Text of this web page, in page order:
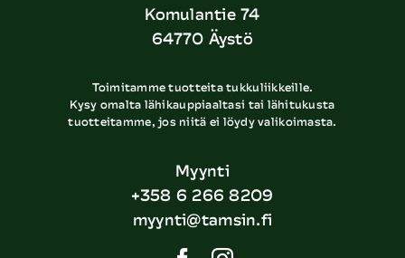
Komulantie 74
64770 Äystö
Toimitamme tuotteita tukkuliikkeille.
Kysy omalta lähikauppiaaltasi tai lähitukusta
tuotteitamme, jos niitä ei löydy valikoimasta.
Myynti
+358 6 266 8209
myynti@tamsin.fi